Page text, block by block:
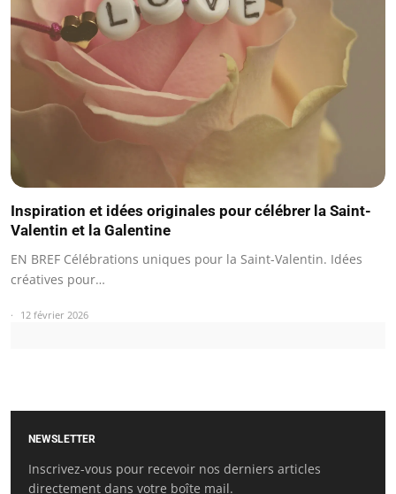
Inspiration et idées originales pour célébrer la Saint-
Valentin et la Galentine
EN BREF Célébrations uniques pour la Saint-Valentin. Idées
créatives pour…
12 février 2026
NEWSLETTER
Inscrivez-vous pour recevoir nos derniers articles
directement dans votre boîte mail.